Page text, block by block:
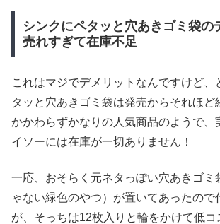
シンクにペタッと穴あきゴミ袋の
売れすぎて在庫不足
これはマジでデメリットなんですけど、
タッと穴あきゴミ袋は発売からそれほど
かかわらずかなりの人気商品のようで、
イソーには在庫が一切ありません！
一応、おそらく元ネタっぽい穴あきゴミ
ゃない緑色のやつ）が置いてあったので
が、そっちは12枚入りと輪をかけて低